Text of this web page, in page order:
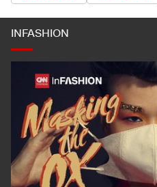
TOPIK TERKAIT
INFASHION